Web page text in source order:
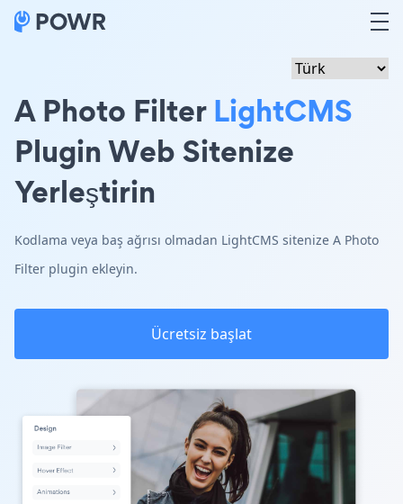
A Photo FilterLightCMS
Plugin Web Sitenize
Yerleştirin
Kodlama veya baş ağrısı olmadan LightCMS sitenize A Photo
Filter plugin ekleyin.
Ücretsiz başlat